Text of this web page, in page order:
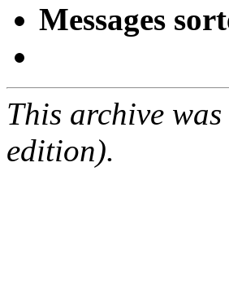
Messages
This archive
edition).